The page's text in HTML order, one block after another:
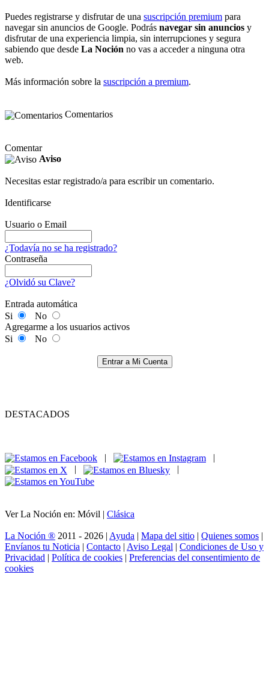
Puedes registrarse y disfrutar de una suscripción premium para
navegar sin anuncios de Google. Podrás navegar sin anuncios y
disfrutar de una experiencia limpia, sin interrupciones y segura
sabiendo que desde La Noción no vas a acceder a ninguna otra
web.
Más información sobre la suscripción a premium.
Comentarios
Comentar
Aviso
Necesitas estar registrado/a para escribir un comentario.
Identificarse
Usuario o Email
¿Todavía no se ha registrado?
Contraseña
¿Olvidó su Clave?
Entrada automática
Si
No
Agregarme a los usuarios activos
Si
No
Entrar a Mi Cuenta
DESTACADOS
|
|
|
|
Ver La Noción en: Móvil | Clásica
La Noción ® 2011 - 2026 | Ayuda | Mapa del sitio | Quienes somos |
Envíanos tu Noticia | Contacto | Aviso Legal | Condiciones de Uso y
Privacidad | Política de cookies | Preferencias del consentimiento de
cookies